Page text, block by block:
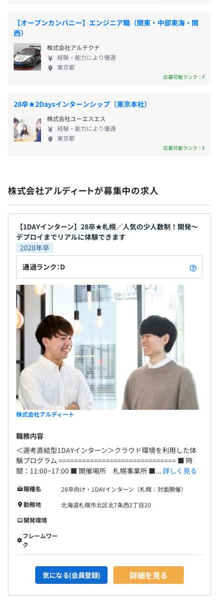
案件によりますが、5～6名のチーム体制で臨むことが多
いです
12.2日
前事業年度の育児休業取得者数／出産者数
男性3人/2人
女性1人/1人
か。
【オープンカンパニー】エンジニア職（関東・中部東海・関
西）
株式会社アルテクナ
経験・能力により優遇
東京都
応募可能ランク：F
28卒★2Daysインターンシップ（東京本社）
株式会社ユーエスエス
経験・能力により優遇
東京都
応募可能ランク：F
株式会社アルディートが募集中の求人
【1DAYインターン】28卒★札幌／人気の少人数制！開発〜
デプロイまでリアルに体験できます
2028年卒
通過ランク：D
株式会社アルディート
職務内容
＜選考直結型1DAYインターン＞クラウド環境を利用した体
験プログラム ============================== ■ 時
間：11:00~17:00 ■ 開催場所 札幌事業所 ■... 詳しく見る
職種名
28卒向け・1DAYインターン（札幌：対面開催）
勤務地
北海道札幌市北区北7条西2丁目20
開発環境
フレームワー
ク
気になる(会員登録) 詳細を見る